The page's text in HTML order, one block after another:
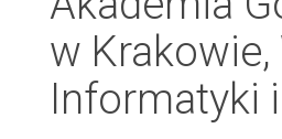
w
Informatyki